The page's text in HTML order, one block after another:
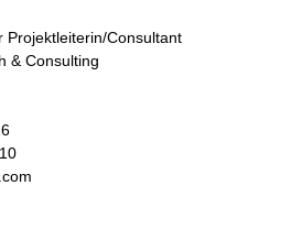
Projektleiterin/Consultant
& Consulting